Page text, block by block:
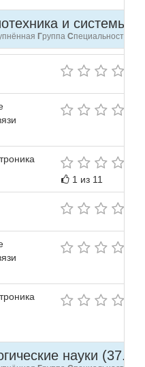
и системы
Группа Специальностей
1 из 11
науки